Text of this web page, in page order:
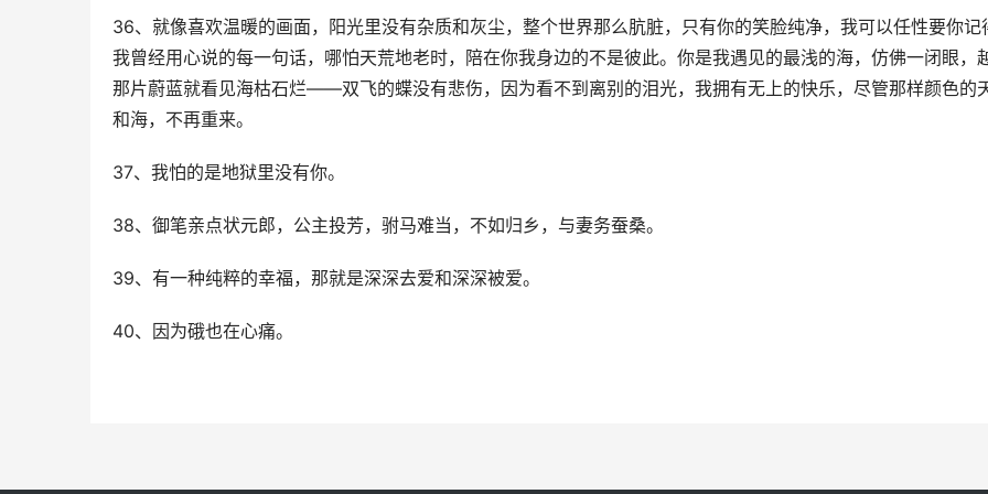
36、就像喜欢温暖的画面，阳光里没有杂质和灰尘，整个世界那么肮脏，只有你的笑脸纯净，我可以任性要你记
我曾经用心说的每一句话，哪怕天荒地老时，陪在你我身边的不是彼此。你是我遇见的最浅的海，仿佛一闭眼，
那片蔚蓝就看见海枯石烂——双飞的蝶没有悲伤，因为看不到离别的泪光，我拥有无上的快乐，尽管那样颜色的
和海，不再重来。
37、我怕的是地狱里没有你。
38、御笔亲点状元郎，公主投芳，驸马难当，不如归乡，与妻务蚕桑。
39、有一种纯粹的幸福，那就是深深去爱和深深被爱。
40、因为硪也在心痛。